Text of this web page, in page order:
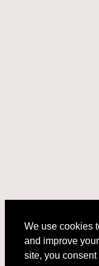
and improve
site, you
targeted
We use cookies
and improve
site, you